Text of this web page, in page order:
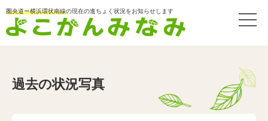
圏央道ー横浜環状南線の現在の進ちょく状況をお知らせします
過去の状況写真